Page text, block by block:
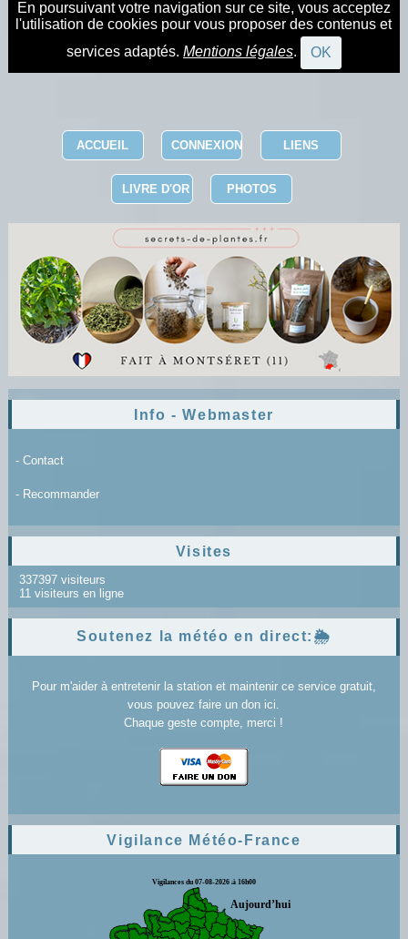
En poursuivant votre navigation sur ce site, vous acceptez
l'utilisation de cookies pour vous proposer des contenus et
services adaptés. Mentions légales. OK
ACCUEIL CONNEXION LIENS
LIVRE D'OR PHOTOS
Info - Webmaster
- Contact
- Recommander
Visites
337397 visiteurs
11 visiteurs en ligne
Soutenez la météo en direct:🌦️
Pour m'aider à entretenir la station et maintenir ce service gratuit,
vous pouvez faire un don ici.
Chaque geste compte, merci !
Vigilance Météo-France